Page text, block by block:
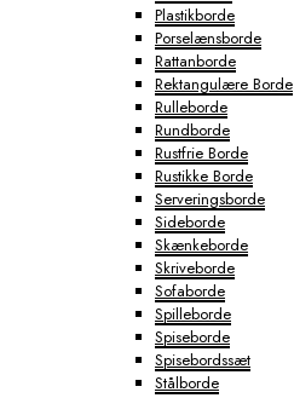
Plastikborde
Porselænsborde
Rattanborde
Rektangulære Borde
Rulleborde
Rundborde
Rustfrie Borde
Rustikke Borde
Serveringsborde
Sideborde
Skænkeborde
Skriveborde
Sofaborde
Spilleborde
Spiseborde
Spisebordssæt
Stålborde